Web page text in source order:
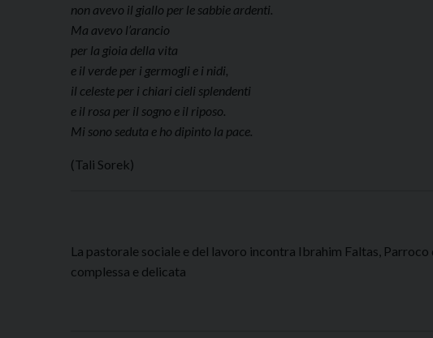
non avevo il giallo per le sabbie ardenti.
Ma avevo l’arancio
per la gioia della vita
e il verde per i germogli e i nidi,
il celeste per i chiari cieli splendenti
e il rosa per il sogno e il riposo.
Mi sono seduta e ho dipinto la pace.
(Tali Sorek)
La pastorale sociale e del lavoro incontra Ibrahim Faltas,
complessa e delicata